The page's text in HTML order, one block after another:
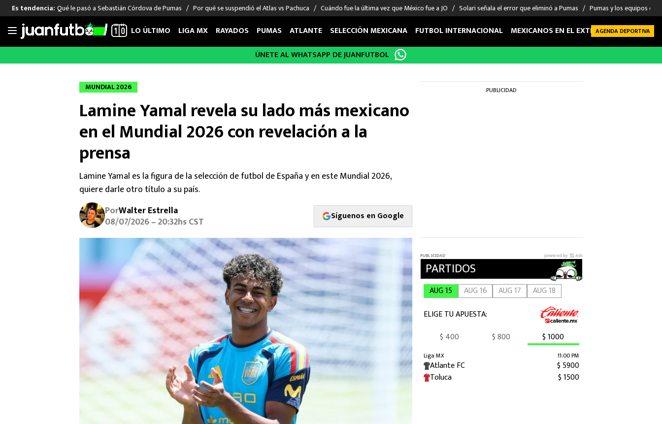
Saltar
Es tendencia: Qué le pasó a Sebastián Córdova de Pumas Por qué se suspendió el Atlas vs Pachuca Cuándo fue la última vez que México fue a JO Solari señala el error que eliminó a Pumas Pumas y los equipos
LIGA MX
Chivas de Guadalajara
Liga MX Femenil
FUT INTERNACIONAL
Las Noticias
Selección Mexicana
Champions League
Europa League
Real Madrid
Barcelona
MEXICANOS EN EL EXTRANJERO
Memo Ochoa
Edson Álvarez
FIGURAS
Sergio Ramos
Giorgos Giakoumakis
André Jardine
DEPORTES
Boxeo
LO ÚLTIMO LIGA MX RAYADOS PUMAS ATLANTE SELECCIÓN MEXICANA FUTBOL INTERNACIONAL MEXICANOS EN EL EXTRANJERO FUTBOL
AGENDA DEPORTIVA
ÚNETE AL WHATSAPP DE JUANFUTBOL
MUNDIAL 2026
Lamine Yamal revela su lado más mexicano
en el Mundial 2026 con revelación a la
prensa
Lamine Yamal es la figura de la selección de futbol de España y en este Mundial 2026,
quiere darle otro título a su país.
PorWalter Estrella
08/07/2026 – 20:32hs CST Síguenos en Google
PUBLICIDAD